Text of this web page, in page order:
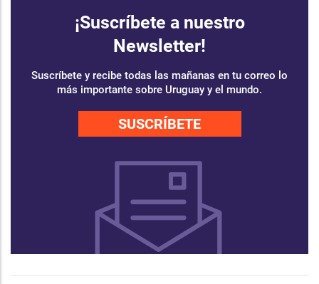
¡Suscríbete a nuestro
Newsletter!
Suscríbete y recibe todas las mañanas en tu correo lo
más importante sobre Uruguay y el mundo.
SUSCRÍBETE